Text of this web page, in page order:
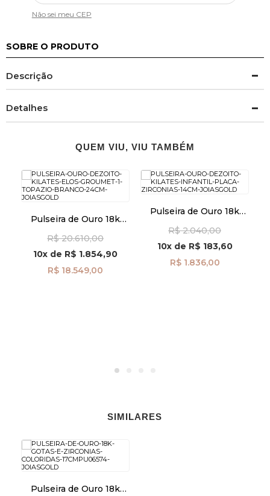
Não sei meu CEP
SOBRE O PRODUTO
Descrição
Detalhes
QUEM VIU, VIU TAMBÉM
Pulseira de Ouro 18k
Topázio Branco de 24cm
pu06747
R$ 20.610,00
10x de R$ 1.854,90
R$ 18.549,00
Pulseira de Ouro 18k
Zircônias de 14cm
pu08480
R$ 2.040,00
10xde R$ 183,60
R$ 1.836,00
SIMILARES
Pulseira de Ouro 18k